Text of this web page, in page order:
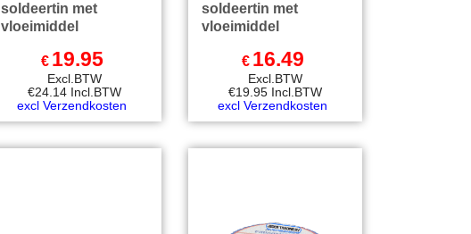
soldeertin met
vloeimiddel
€ 19.95
Excl.BTW
€24.14 Incl.BTW
excl Verzendkosten
soldeertin met
vloeimiddel
€ 16.49
Excl.BTW
€19.95 Incl.BTW
excl Verzendkosten